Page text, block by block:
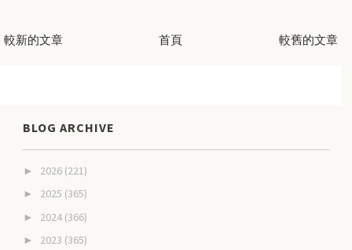
較新的文章 較舊的文章
首頁
BLOG ARCHIVE
► 2026 (221)
► 2025 (365)
► 2024 (366)
► 2023 (365)